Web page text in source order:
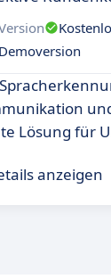
Lösung für
anzeigen